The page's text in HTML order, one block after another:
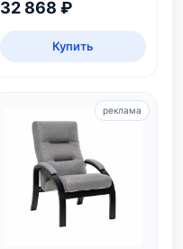
32 868 ₽
Купить
реклама